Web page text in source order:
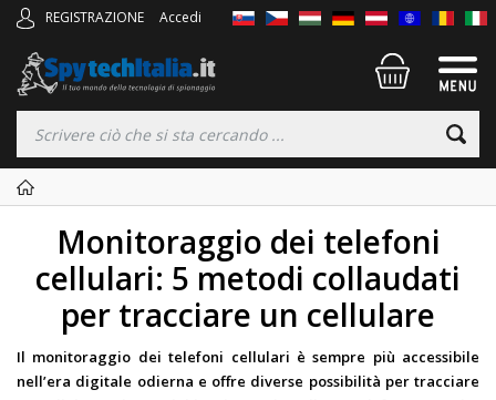
REGISTRAZIONE Accedi
Monitoraggio dei telefoni
cellulari: 5 metodi collaudati
per tracciare un cellulare
Il monitoraggio dei telefoni cellulari è sempre più accessibile
nell’era digitale odierna e offre diverse possibilità per tracciare